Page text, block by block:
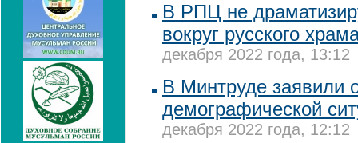
В РПЦ не
вокруг русского
декабря 2022 года, 13:12
В Минтруде заявили
демографической
декабря 2022 года, 12:12